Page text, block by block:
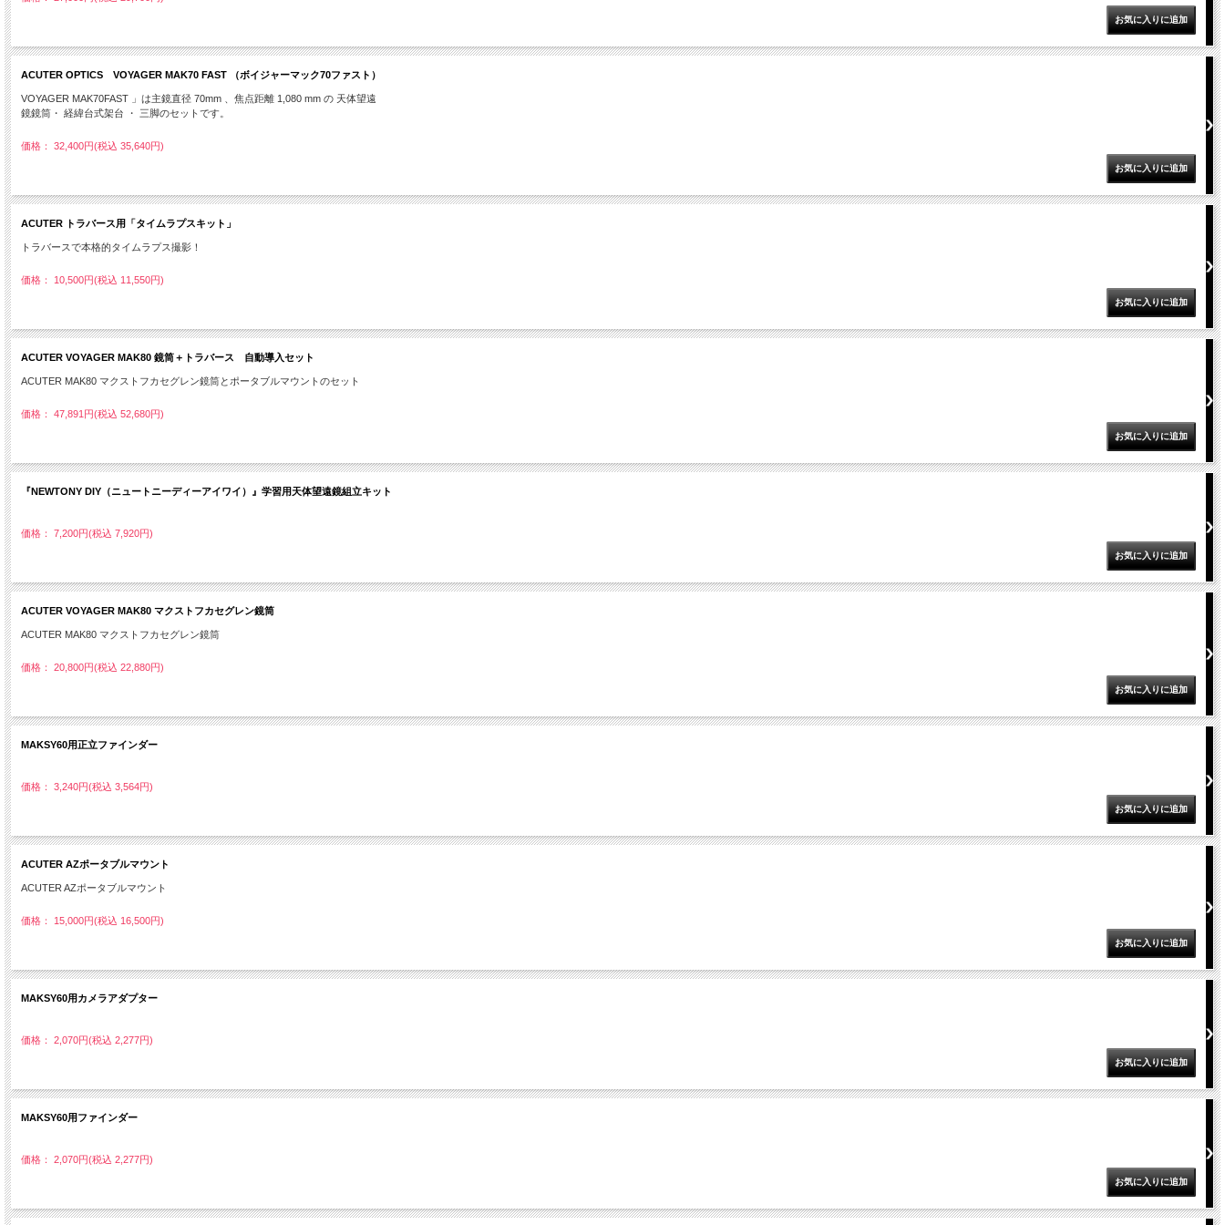
ACUTER OPTICS VOYAGER MAK70 FAST （ボイジャーマック70ファスト）
VOYAGER MAK70FAST 」は主鏡直径 70mm 、焦点距離 1,080 mm の 天体望遠
鏡鏡筒・ 経緯台式架台 ・ 三脚のセットです。
価格： 32,400円(税込 35,640円)
ACUTER トラバース用「タイムラプスキット」
トラバースで本格的タイムラプス撮影！
価格： 10,500円(税込 11,550円)
ACUTER VOYAGER MAK80 鏡筒＋トラバース 自動導入セット
ACUTER MAK80 マクストフカセグレン鏡筒とポータブルマウントのセット
価格： 47,891円(税込 52,680円)
『NEWTONY DIY（ニュートニーディーアイワイ）』学習用天体望遠鏡組立キット
価格： 7,200円(税込 7,920円)
ACUTER VOYAGER MAK80 マクストフカセグレン鏡筒
ACUTER MAK80 マクストフカセグレン鏡筒
価格： 20,800円(税込 22,880円)
MAKSY60用正立ファインダー
価格： 3,240円(税込 3,564円)
ACUTER AZポータブルマウント
ACUTER AZポータブルマウント
価格： 15,000円(税込 16,500円)
MAKSY60用カメラアダプター
価格： 2,070円(税込 2,277円)
MAKSY60用ファインダー
価格： 2,070円(税込 2,277円)